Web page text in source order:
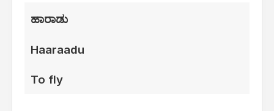
ಹಾರಾಡು
Haaraadu
To fly